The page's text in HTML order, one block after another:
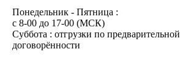
Понедельник - Пятница :
c 8-00 до 17-00 (МСК)
Суббота : отгрузки по предварительной
договорённости